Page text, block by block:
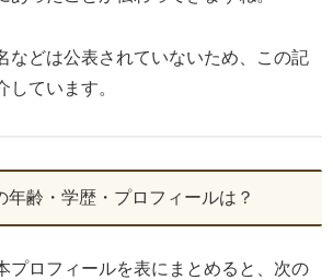
などは公表されていないため、この記
しています。
年齢・学歴・プロフィールは？
プロフィールを表にまとめると、次の